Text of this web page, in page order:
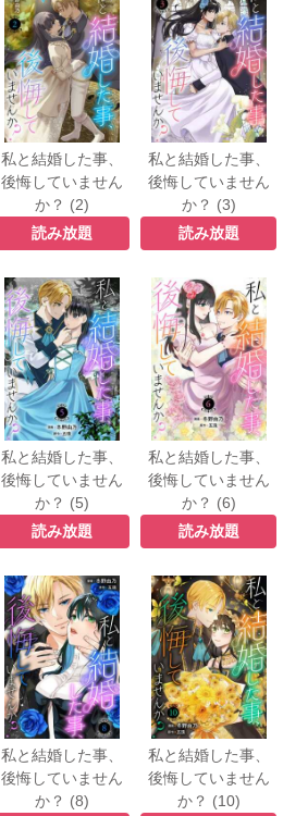
私と結婚した事、
後悔していません
か？ (2)
読み放題
私と結婚した事、
後悔していません
か？ (3)
読み放題
私と結婚した事、
後悔していません
か？ (5)
読み放題
私と結婚した事、
後悔していません
か？ (6)
読み放題
私と結婚した事、
後悔していません
か？ (8)
私と結婚した事、
後悔していません
か？ (10)